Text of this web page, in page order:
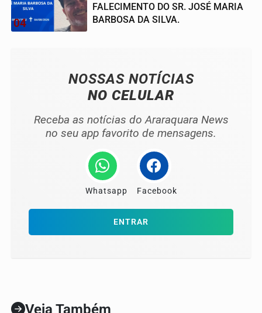
04
FALECIMENTO DO SR. JOSÉ MARIA
BARBOSA DA SILVA.
NOSSAS NOTÍCIAS
NO CELULAR
Receba as notícias do Araraquara News
no seu app favorito de mensagens.
Whatsapp Facebook
ENTRAR
Veja Também